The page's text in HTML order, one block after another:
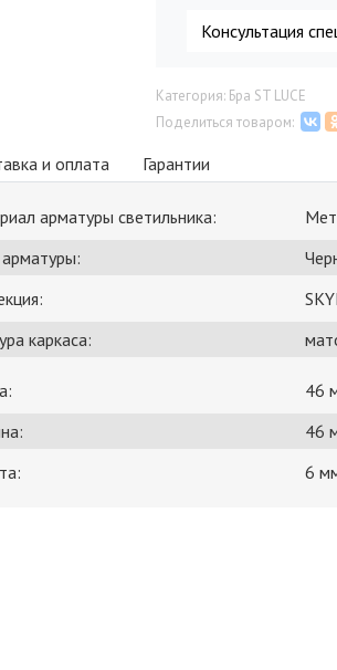
Консультация
Категория: Бра ST LUCE
Поделиться товаром:
и оплата Гарантии
арматуры светильника:
каркаса:
46
46
6